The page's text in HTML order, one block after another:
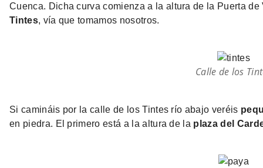
Cuenca. Dicha curva comienza a la altura de la Puerta
Tintes, vía que tomamos nosotros.
Calle de los
Si camináis por la calle de los Tintes río abajo veréis
en piedra. El primero está a la altura de la plaza del